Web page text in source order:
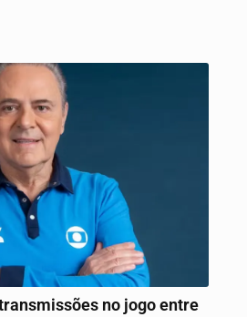
no jogo entre